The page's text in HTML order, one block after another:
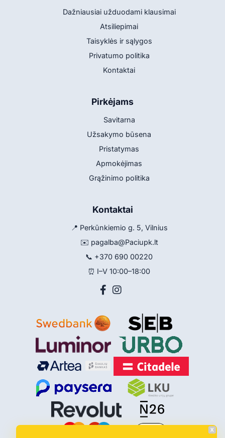
Dažniausiai užduodami klausimai
Atsiliepimai
Taisyklės ir sąlygos
Privatumo politika
Kontaktai
Pirkėjams
Savitarna
Užsakymo būsena
Pristatymas
Apmokėjimas
Grąžinimo politika
Kontaktai
📍 Perkūnkiemio g. 5, Vilnius
✉️ pagalba@Paciupk.lt
📞 +370 690 00220
⏰ I–V 10:00–18:00